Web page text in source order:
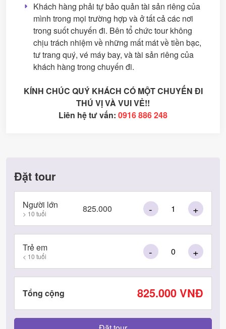
Khách hàng phải tự bảo quản tài sản riêng của
mình trong mọi trường hợp và ở tất cả các nơi
trong suốt chuyến đi. Bên tổ chức tour không
chịu trách nhiệm về những mất mát về tiền bạc,
tư trang quý, vé máy bay, và tài sản riêng của
khách hàng trong chuyến đi.
KÍNH CHÚC QUÝ KHÁCH CÓ MỘT CHUYẾN ĐI
THÚ VỊ VÀ VUI VẺ!!
Liên hệ tư vấn: 0916 886 248
Đặt tour
Người lớn
> 10 tuổi 825.000 - +
Trẻ em
< 10 tuổi - +
Tổng cộng 825.000VNĐ